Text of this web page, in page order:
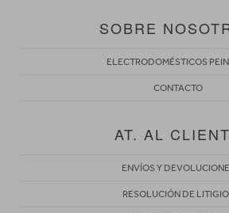
SOBRE
ELECTRODOMÉSTICOS
CONTACTO
AT. AL
ENVÍOS Y
RESOLUCIÓN DE